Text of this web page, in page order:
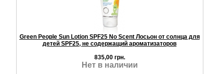
Green People Sun Lotion SPF25 No Scent Лосьон от солнца для
детей SPF25, не содержащий ароматизаторов
835,00 грн.
Нет в наличии